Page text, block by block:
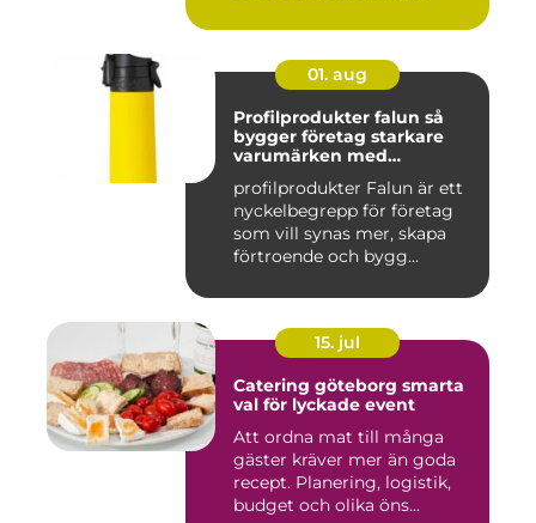
01. aug
Profilprodukter falun så
bygger företag starkare
varumärken med
profilprodukter Falun är ett
nyckelbegrepp för företag
som vill synas mer, skapa
förtroende och bygg...
15. jul
Catering göteborg smarta
val för lyckade event
Att ordna mat till många
gäster kräver mer än goda
recept. Planering, logistik,
budget och olika öns...